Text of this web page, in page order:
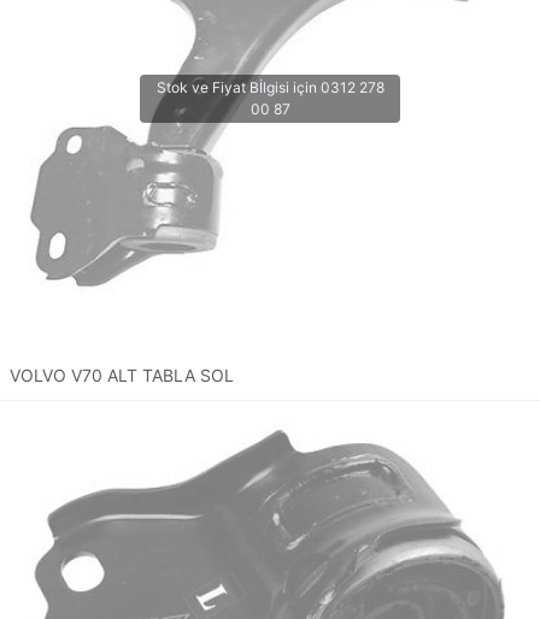
VOLVO V70 ALT TABLA SOL